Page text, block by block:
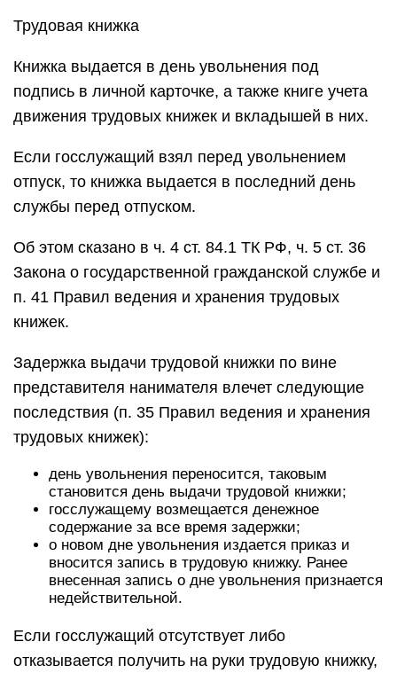
Трудовая книжка
Книжка выдается в день увольнения под
подпись в личной карточке, а также книге учета
движения трудовых книжек и вкладышей в них.
Если госслужащий взял перед увольнением
отпуск, то книжка выдается в последний день
службы перед отпуском.
Об этом сказано в ч. 4 ст. 84.1 ТК РФ, ч. 5 ст. 36
Закона о государственной гражданской службе и
п. 41 Правил ведения и хранения трудовых
книжек.
Задержка выдачи трудовой книжки по вине
представителя нанимателя влечет следующие
последствия (п. 35 Правил ведения и хранения
трудовых книжек):
день увольнения переносится, таковым
становится день выдачи трудовой книжки;
госслужащему возмещается денежное
содержание за все время задержки;
о новом дне увольнения издается приказ и
вносится запись в трудовую книжку. Ранее
внесенная запись о дне увольнения признается
недействительной.
Если госслужащий отсутствует либо
отказывается получить на руки трудовую книжку,